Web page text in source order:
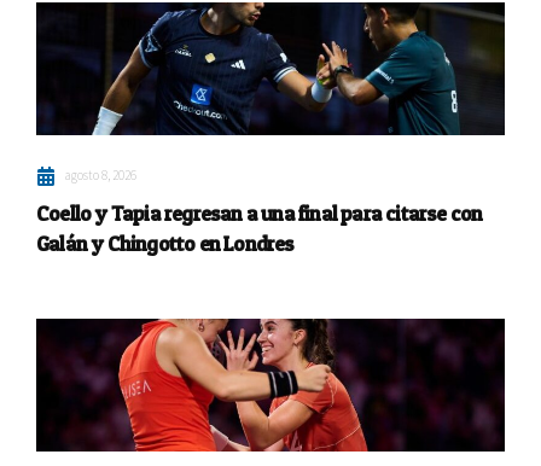
agosto 8, 2026
Coello y Tapia regresan a una final para citarse con
Galán y Chingotto en Londres